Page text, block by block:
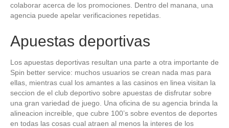
colaborar acerca de los promociones. Dentro del manana, una
agencia puede apelar verificaciones repetidas.
Apuestas deportivas
Los apuestas deportivas resultan una parte a otra importante de
Spin better service: muchos usuarios se crean nada mas para
ellas, mientras cual los amantes a las casinos en linea visitan la
seccion de el club deportivo sobre apuestas de disfrutar sobre
una gran variedad de juego. Una oficina de su agencia brinda la
alineacion increible, que cubre 100’s sobre eventos de deportes
en todas las cosas cual atraen al menos la interes de los